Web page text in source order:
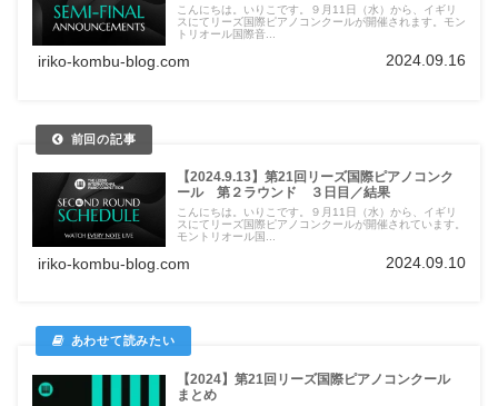
こんにちは。いりこです。９月11日（水）から、イギリ
スにてリーズ国際ピアノコンクールが開催されます。モン
トリオール国際音...
iriko-kombu-blog.com 2024.09.16
【2024.9.13】第21回リーズ国際ピアノコンク
ール 第２ラウンド ３日目／結果
こんにちは。いりこです。９月11日（水）から、イギリ
スにてリーズ国際ピアノコンクールが開催されています。
モントリオール国...
iriko-kombu-blog.com 2024.09.10
【2024】第21回リーズ国際ピアノコンクール
まとめ